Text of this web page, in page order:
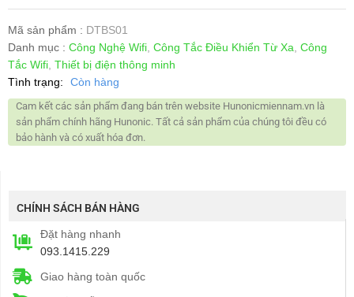
Mã sản phẩm : DTBS01
Danh mục : Công Nghệ Wifi Công Tắc Điều Khiển Từ Xa Công
Tắc Wifi Thiết bị điện thông minh
Tình trạng:
Còn hàng
Cam kết các sản phẩm đang bán trên website Hunonicmiennam.vn là
sản phẩm chính hãng Hunonic. Tất cả sản phẩm của chúng tôi đều có
bảo hành và có xuất hóa đơn.
CHÍNH SÁCH BÁN HÀNG
Đặt hàng nhanh
093.1415.229
Giao hàng toàn quốc